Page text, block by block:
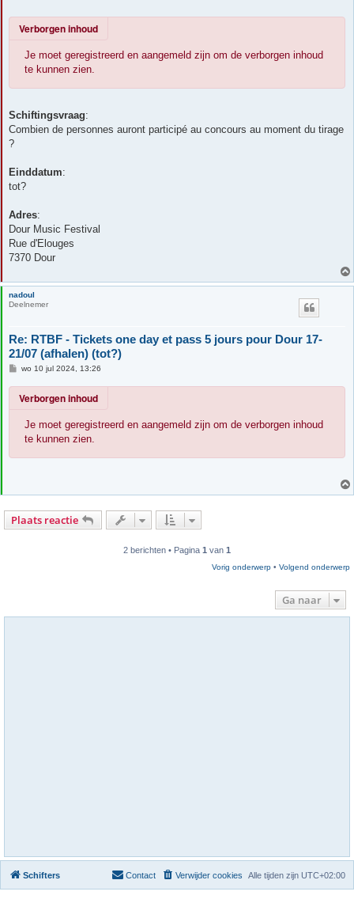
Verborgen inhoud
Je moet geregistreerd en aangemeld zijn om de verborgen inhoud
te kunnen zien.
Schiftingsvraag:
Combien de personnes auront participé au concours au moment du tirage
?
Einddatum:
tot?
Adres:
Dour Music Festival
Rue d'Elouges
7370 Dour
nadoul
Deelnemer
Re: RTBF - Tickets one day et pass 5 jours pour Dour 17-
21/07 (afhalen) (tot?)
B
r
i
wo 10 jul 2024, 13:26
Verborgen inhoud
Je moet geregistreerd en aangemeld zijn om de verborgen inhoud
te kunnen zien.
Plaats reactie
2 berichten • Pagina 1 van 1
Vorig onderwerp • Volgend onderwerp
Ga naar
Schifters Alle tijden zijn UTC+02:00
Verwijder cookies
Contact